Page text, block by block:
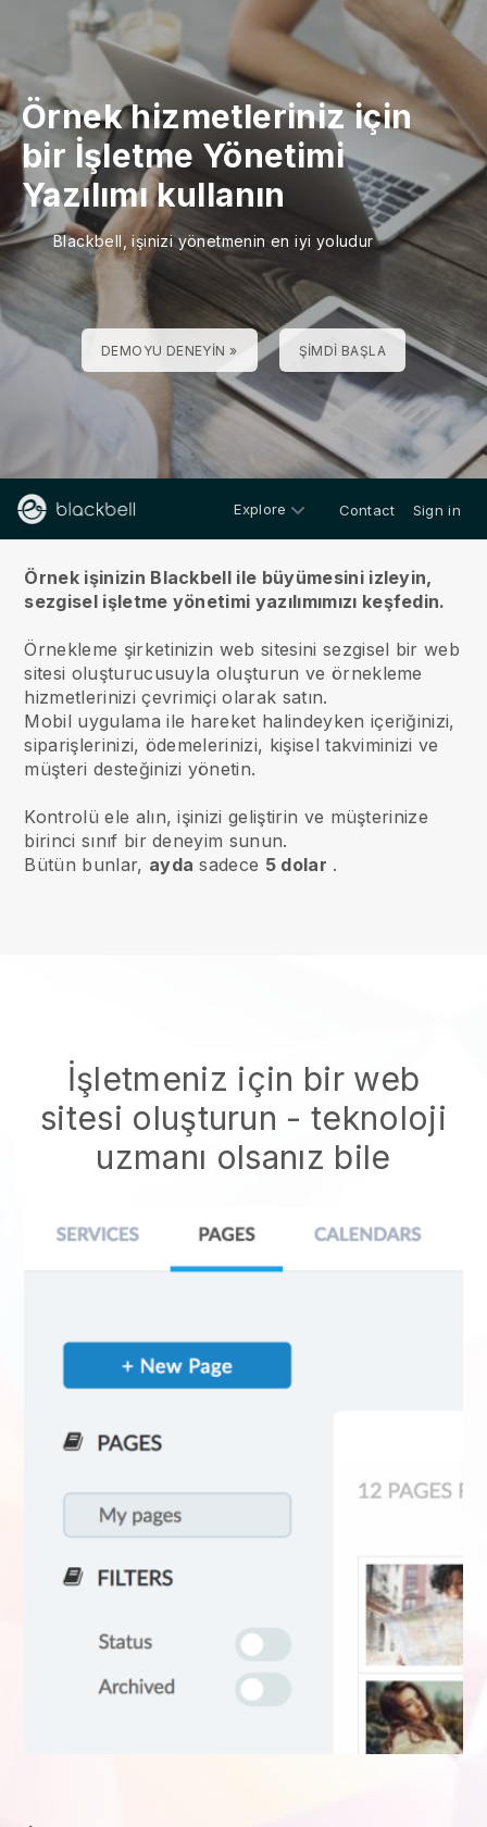
Örnek hizmetleriniz için
bir İşletme Yönetimi
Yazılımı kullanın
Blackbell, işinizi yönetmenin en iyi yoludur
DEMOYU DENEYIN » ŞIMDI BAŞLA
Explore Contact Sign in
Örnek işinizin Blackbell ile büyümesini izleyin,
sezgisel işletme yönetimi yazılımımızı keşfedin.
Örnekleme şirketinizin web sitesini sezgisel bir web
sitesi oluşturucusuyla oluşturun ve örnekleme
hizmetlerinizi çevrimiçi olarak satın.
Mobil uygulama ile hareket halindeyken içeriğinizi,
siparişlerinizi, ödemelerinizi, kişisel takviminizi ve
müşteri desteğinizi yönetin.
Kontrolü ele alın, işinizi geliştirin ve müşterinize
birinci sınıf bir deneyim sunun.
Bütün bunlar, ayda sadece 5 dolar .
İşletmeniz için bir web
sitesi oluşturun - teknoloji
uzmanı olsanız bile